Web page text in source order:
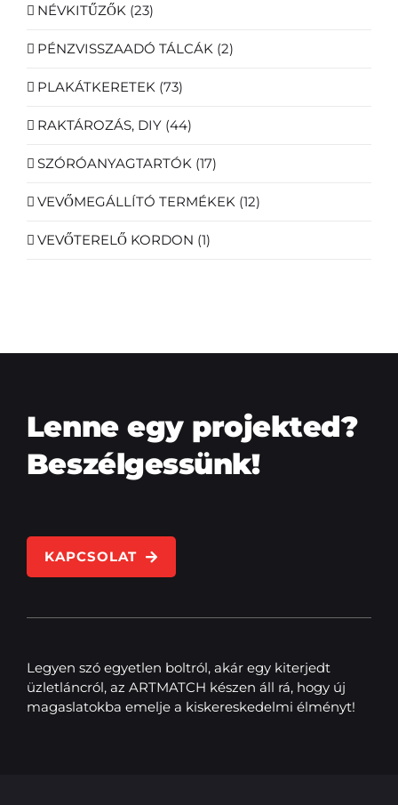
NÉVKITŰZŐK (23)
PÉNZVISSZAADÓ TÁLCÁK (2)
PLAKÁTKERETEK (73)
RAKTÁROZÁS, DIY (44)
SZÓRÓANYAGTARTÓK (17)
VEVŐMEGÁLLÍTÓ TERMÉKEK (12)
VEVŐTERELŐ KORDON (1)
Lenne egy projekted?
Beszélgessünk!
KAPCSOLAT
Legyen szó egyetlen boltról, akár egy kiterjedt
üzletláncról, az ARTMATCH készen áll rá, hogy új
magaslatokba emelje a kiskereskedelmi élményt!